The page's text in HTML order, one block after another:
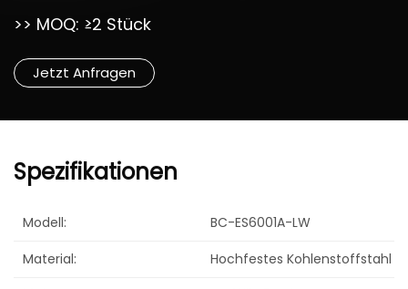
>> MOQ: ≥2 Stück
Jetzt Anfragen
Spezifikationen
Modell:
BC-ES6001A-LW
Material:
Hochfestes Kohlenstoffstahl